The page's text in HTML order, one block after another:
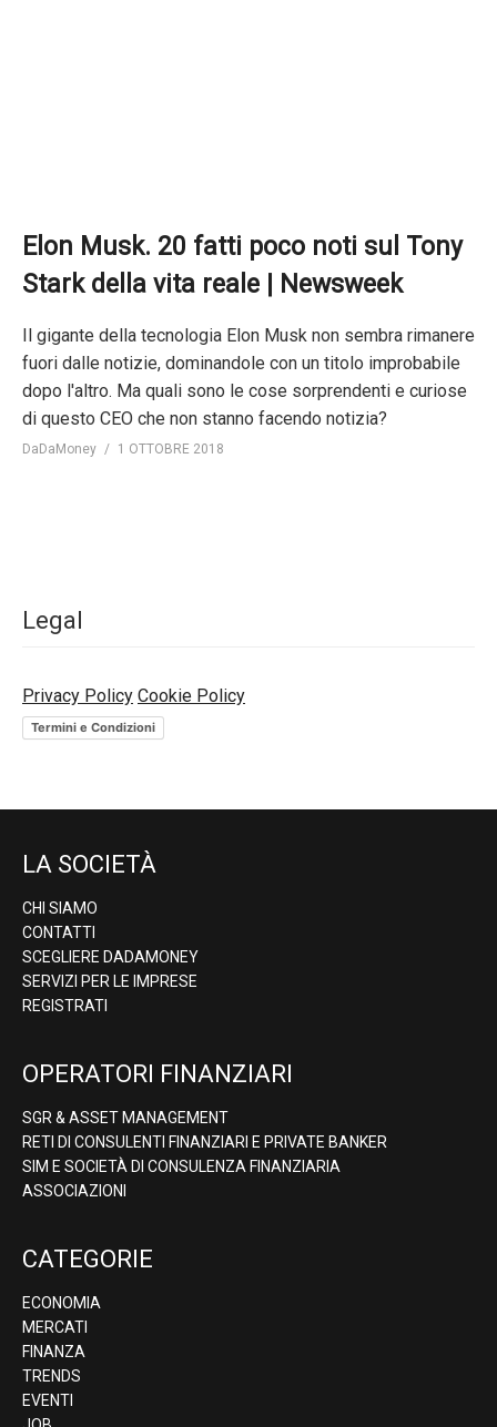
Elon Musk. 20 fatti poco noti sul Tony
Stark della vita reale | Newsweek
Il gigante della tecnologia Elon Musk non sembra rimanere
fuori dalle notizie, dominandole con un titolo improbabile
dopo l'altro. Ma quali sono le cose sorprendenti e curiose
di questo CEO che non stanno facendo notizia?
DaDaMoney 1 OTTOBRE 2018
Legal
Privacy Policy Cookie Policy
Termini e Condizioni
LA SOCIETÀ
CHI SIAMO
CONTATTI
SCEGLIERE DADAMONEY
SERVIZI PER LE IMPRESE
REGISTRATI
OPERATORI FINANZIARI
SGR & ASSET MANAGEMENT
RETI DI CONSULENTI FINANZIARI E PRIVATE BANKER
SIM E SOCIETÀ DI CONSULENZA FINANZIARIA
ASSOCIAZIONI
CATEGORIE
ECONOMIA
MERCATI
FINANZA
TRENDS
EVENTI